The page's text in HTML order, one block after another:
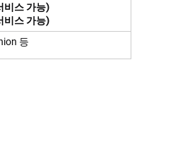
비스 가능)
비스 가능)
등